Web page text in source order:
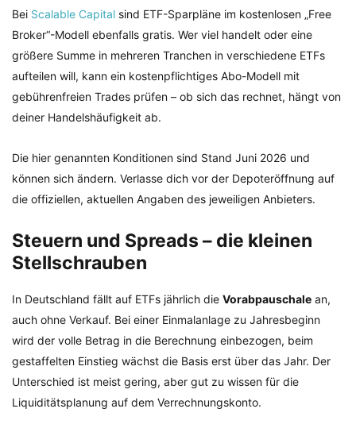
Bei Scalable Capital sind ETF-Sparpläne im kostenlosen „Free
Broker“-Modell ebenfalls gratis. Wer viel handelt oder eine
größere Summe in mehreren Tranchen in verschiedene ETFs
aufteilen will, kann ein kostenpflichtiges Abo-Modell mit
gebührenfreien Trades prüfen – ob sich das rechnet, hängt von
deiner Handelshäufigkeit ab.
Die hier genannten Konditionen sind Stand Juni 2026 und
können sich ändern. Verlasse dich vor der Depoteröffnung auf
die offiziellen, aktuellen Angaben des jeweiligen Anbieters.
Steuern und Spreads – die kleinen
Stellschrauben
In Deutschland fällt auf ETFs jährlich die Vorabpauschale an,
auch ohne Verkauf. Bei einer Einmalanlage zu Jahresbeginn
wird der volle Betrag in die Berechnung einbezogen, beim
gestaffelten Einstieg wächst die Basis erst über das Jahr. Der
Unterschied ist meist gering, aber gut zu wissen für die
Liquiditätsplanung auf dem Verrechnungskonto.